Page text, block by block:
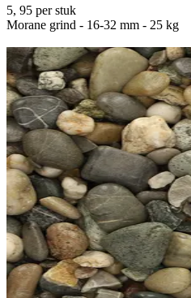
5, 95 per stuk
Morane grind - 16-32 mm - 25 kg